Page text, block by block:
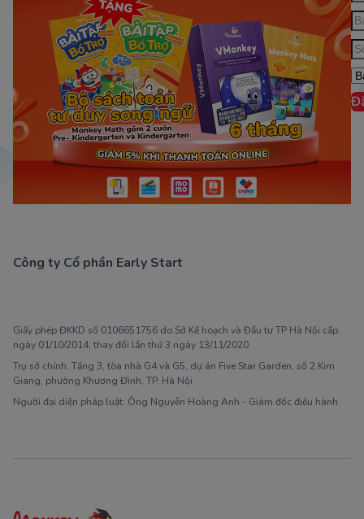
Công ty Cổ phần Early Start
Giấy phép ĐKKD số 0106651756 do Sở Kế hoạch và Đầu tư TP Hà Nội cấp
ngày 01/10/2014, thay đổi lần thứ 3 ngày 13/11/2020
Trụ sở chính: Tầng 3, tòa nhà G4 và G5, dự án Five Star Garden, số 2 Kim
Giang, phường Khương Đình, TP. Hà Nội
Người đại diện pháp luật: Ông Nguyễn Hoàng Anh - Giám đốc điều hành